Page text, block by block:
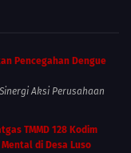
Pencegahan Dengue
Aksi Perusahaan
TMMD 128 Kodim
di Desa Luso